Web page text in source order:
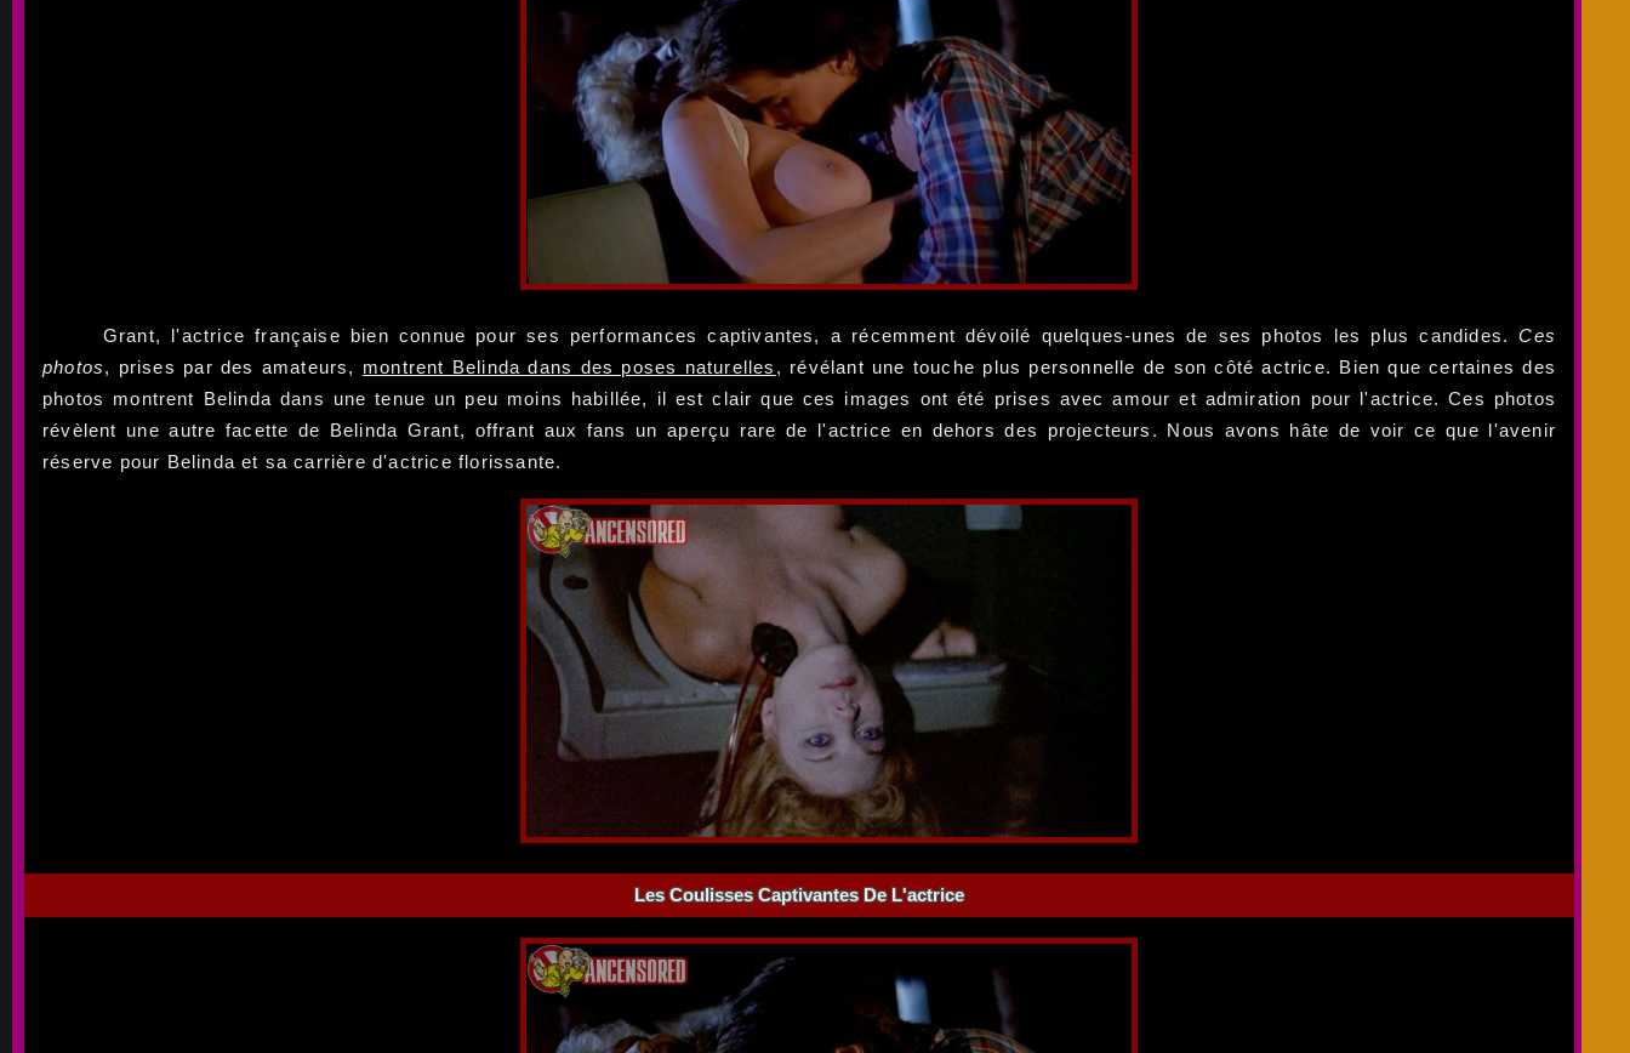
Grant, l'actrice française bien connue pour ses performances captivantes, a récemment dévoilé quelques-unes de ses photos les plus candides.Ces
photos, prises par des amateurs, montrent Belinda dans des poses naturelles , révélant une touche plus personnelle de son côté actrice. Bien que certaines des
photos montrent Belinda dans une tenue un peu moins habillée, il est clair que ces images ont été prises avec amour et admiration pour l'actrice. Ces photos
révèlent une autre facette de Belinda Grant, offrant aux fans un aperçu rare de l'actrice en dehors des projecteurs. Nous avons hâte de voir ce que l'avenir
réserve pour Belinda et sa carrière d'actrice florissante.
Les Coulisses Captivantes De L'actrice